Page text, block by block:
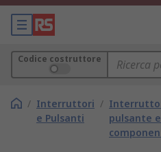
Codice costruttore
/ Interruttori
e Pulsanti
/
pulsante e